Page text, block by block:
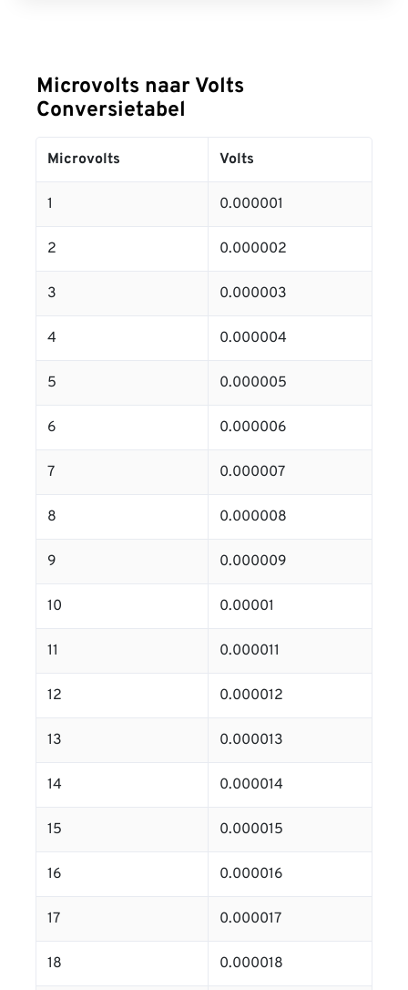
Microvolts naar Volts
Conversietabel
Microvolts Volts
1 0.000001
2 0.000002
3 0.000003
4 0.000004
5 0.000005
6 0.000006
7 0.000007
8 0.000008
9 0.000009
10 0.00001
11 0.000011
12 0.000012
13 0.000013
14 0.000014
15 0.000015
16 0.000016
17 0.000017
18 0.000018